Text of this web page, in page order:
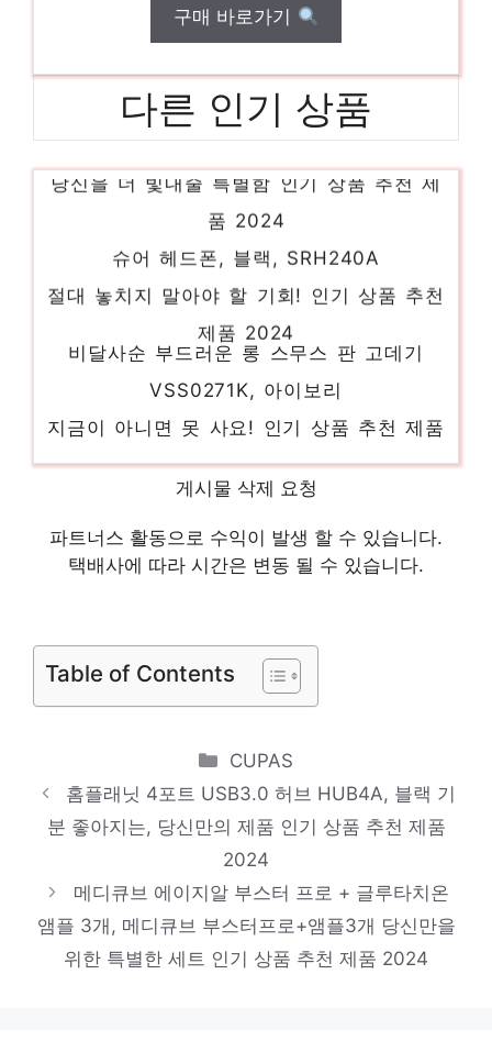
구매 바로가기
다른 인기 상품
삼성전자 컬러 레이저 복합기, SL-C563W
당신을 더 빛내줄 특별함 인기 상품 추천 제
비달사순 부드러운 롱 스무스 판 고데기
VSS0271K, 아이보리
지금이 아니면 못 사요! 인기 상품 추천 제품
2024
LVEB Z플립5 퀼팅 3메탈 핑거링 가죽케이스
지금 바로 가져가세요! 인기 상품 추천 제품
1.2m, 3개
하루만에 품절될 아이템! 인기 상품 추천 제
MC2 2대1세트 TTI 고성능 생활 무전기 + 정
품 이어폰 2개 증정
놓칠 수 없는 이번 특가! 인기 상품 추천 제품
2024
삼성전자 컬러 잉크젯 복합기 SL-J1680 +
잉크
게시물 삭제 요청
파트너스 활동으로 수익이 발생 할 수 있습니다.
택배사에 따라 시간은 변동 될 수 있습니다.
Table of Contents
Categories
CUPAS
홈플래닛 4포트 USB3.0 허브 HUB4A, 블랙 기
분 좋아지는, 당신만의 제품 인기 상품 추천 제품
2024
메디큐브 에이지알 부스터 프로 + 글루타치온
앰플 3개, 메디큐브 부스터프로+앰플3개 당신만을
위한 특별한 세트 인기 상품 추천 제품 2024